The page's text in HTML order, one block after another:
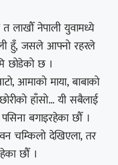
लाखौँ नेपाली युवामध्ये
हुँ, जसले आफ्नो रहरले
छोडेको छ ।
आमाको माया, बाबाको
हाँसो… यी सबैलाई
बगाइरहेका छौँ ।
चम्किलो देखिएला, तर
छौँ ।